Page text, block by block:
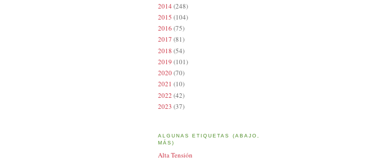
2014 (248)
2015 (104)
2016 (75)
2017 (81)
2018 (54)
2019 (101)
2020(70)
2021 (10)
2022 (42)
2023 (37)
ALGUNAS ETIQUETAS (ABAJO,
MÁS)
Alta Tensión